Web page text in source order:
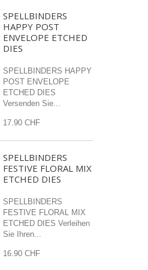
SPELLBINDERS
HAPPY POST
ENVELOPE ETCHED
DIES
SPELLBINDERS HAPPY
POST ENVELOPE
ETCHED DIES
Versenden Sie...
17.90 CHF
SPELLBINDERS
FESTIVE FLORAL MIX
ETCHED DIES
SPELLBINDERS
FESTIVE FLORAL MIX
ETCHED DIES Verleihen
Sie Ihren...
16.90 CHF